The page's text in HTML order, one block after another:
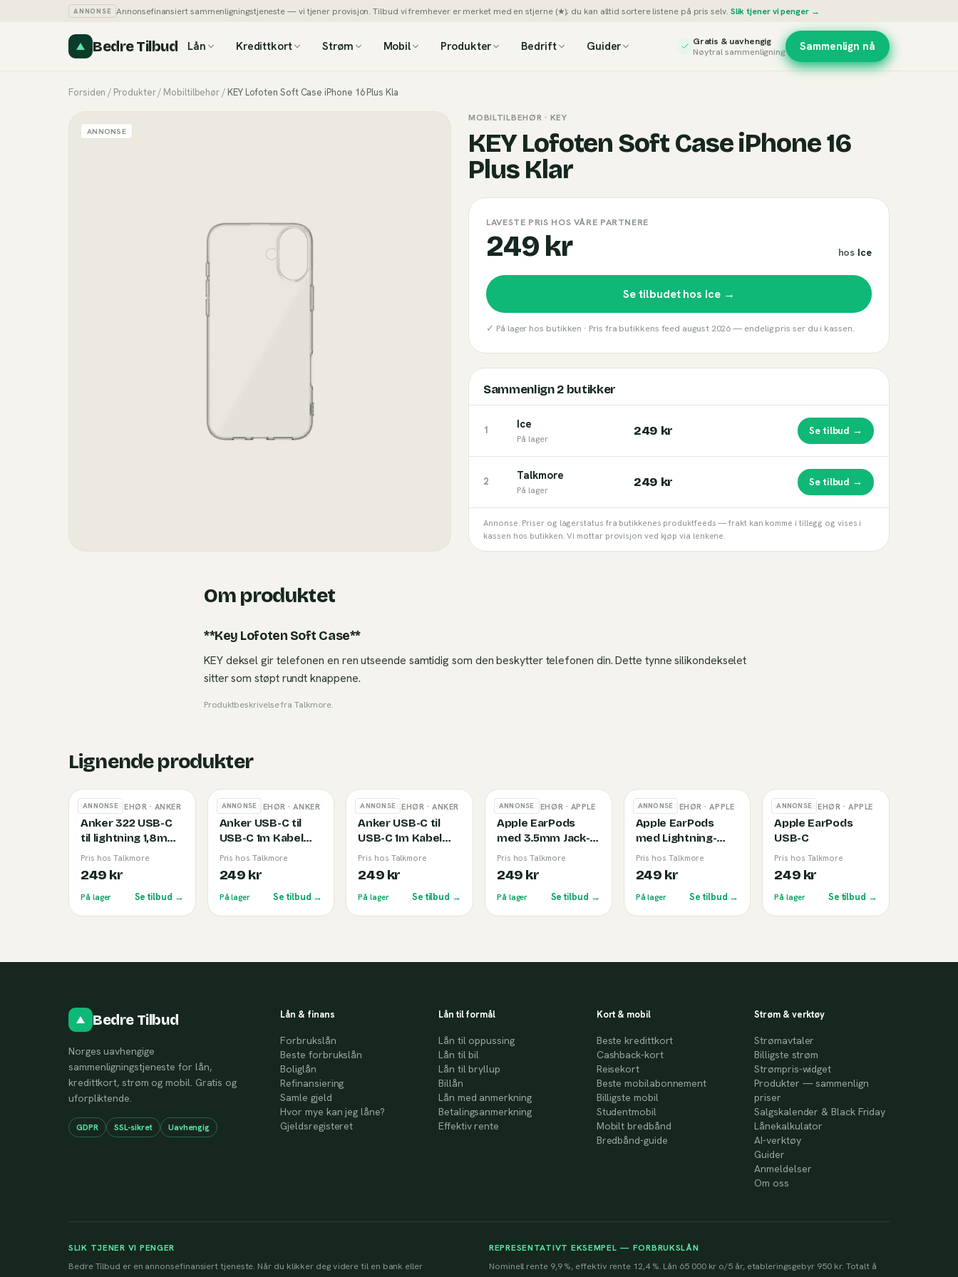
ANNONSE Annonsefinansiert sammenligningstjeneste — vi tjener provisjon. Tilbud vi fremhever er merket med en stjerne (★); du kan alltid sortere listene på pris selv. Slik tjener vi penger →
Bedre Tilbud Lån Kredittkort Strøm Mobil Produkter Bedrift Guider
Gratis & uavhengig
Nøytral sammenligning
Sammenlign nå
Forsiden / Produkter/ Mobiltilbehør/ KEY Lofoten Soft Case iPhone 16 Plus Kla
ANNONSE
MOBILTILBEHØR · KEY
KEY Lofoten Soft Case iPhone 16
Plus Klar
LAVESTE PRIS HOS VÅRE PARTNERE
249 kr hos Ice
Se tilbudet hos Ice→
✓ På lager hos butikken · Pris fra butikkens feed august 2026— endelig pris ser du i kassen.
Sammenlign2 butikker
1 Ice
På lager
249 kr Se tilbud →
2 Talkmore
På lager
249 kr Se tilbud →
Annonse. Priser og lagerstatus fra butikkenes produktfeeds — frakt kan komme i tillegg og vises i
kassen hos butikken. Vi mottar provisjon ved kjøp via lenkene.
Om produktet
**Key Lofoten Soft Case**
KEY deksel gir telefonen en ren utseende samtidig som den beskytter telefonen din. Dette tynne silikondekselet
sitter som støpt rundt knappene.
Produktbeskrivelse fraTalkmore.
Lignende produkter
ANNONSE
MOBILTILBEHØR · ANKER
Anker 322 USB-C
til lightning 1,8m
Kabel White
Pris hos Talkmore
249 kr
På lager Se tilbud →
ANNONSE
MOBILTILBEHØR · ANKER
Anker USB-C til
USB-C 1m Kabel
(240W) Black
Pris hos Talkmore
249 kr
På lager Se tilbud →
ANNONSE
MOBILTILBEHØR · ANKER
Anker USB-C til
USB-C 1m Kabel
(240W) White
Pris hos Talkmore
249 kr
På lager Se tilbud →
ANNONSE
MOBILTILBEHØR · APPLE
Apple EarPods
med 3.5mm Jack-
kobling
Pris hos Talkmore
249 kr
På lager Se tilbud →
ANNONSE
MOBILTILBEHØR · APPLE
Apple EarPods
med Lightning-
tilkobling
Pris hos Talkmore
249 kr
På lager Se tilbud →
ANNONSE
MOBILTILBEHØR · APPLE
Apple EarPods
USB-C
Pris hos Talkmore
249 kr
På lager Se tilbud →
Bedre Tilbud
Norges uavhengige
sammenligningstjeneste for lån,
kredittkort, strøm og mobil. Gratis og
uforpliktende.
GDPR SSL-sikret Uavhengig
Lån & finans
Forbrukslån
Beste forbrukslån
Boliglån
Refinansiering
Samle gjeld
Hvor mye kan jeg låne?
Gjeldsregisteret
Lån til formål
Lån til oppussing
Lån til bil
Lån til bryllup
Billån
Lån med anmerkning
Betalingsanmerkning
Effektiv rente
Kort & mobil
Beste kredittkort
Cashback-kort
Reisekort
Beste mobilabonnement
Billigste mobil
Studentmobil
Mobilt bredbånd
Bredbånd-guide
Strøm & verktøy
Strømavtaler
Billigste strøm
Strømpris-widget
Produkter — sammenlign
priser
Salgskalender & Black Friday
Lånekalkulator
AI-verktøy
Guider
Anmeldelser
Om oss
SLIK TJENER VI PENGER
Bedre Tilbud er en annonsefinansiert tjeneste. Når du klikker deg videre til en bank eller
REPRESENTATIVT EKSEMPEL — FORBRUKSLÅN
Nominell rente 9,9 %, effektiv rente 12,4 %. Lån 65 000 kr o/5 år, etableringsgebyr 950 kr. Totalt å